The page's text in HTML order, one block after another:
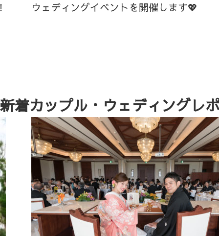
ウェディングイベントを開催します💖
新着カップル・ウェディングレ